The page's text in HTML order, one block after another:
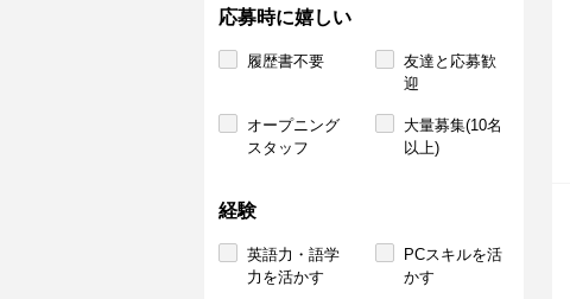
応募時に嬉しい
履歴書不要
友達と応募歓
迎
オープニング
スタッフ
大量募集(10名
以上)
経験
英語力・語学
力を活かす
PCスキルを活
かす